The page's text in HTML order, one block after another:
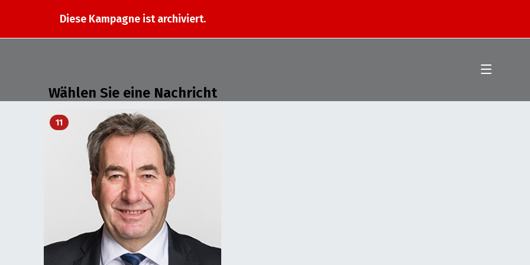
Diese Kampagne ist archiviert.
Wählen Sie eine Nachricht
11